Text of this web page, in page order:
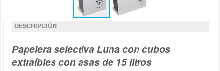
DESCRIPCIÓN
Papelera selectiva Luna con cubos
extraíbles con asas de 15 litros